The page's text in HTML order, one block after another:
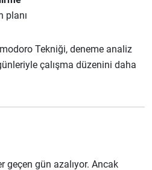
planı
Tekniği, deneme analiz
çalışma düzenini daha
geçen gün azalıyor. Ancak